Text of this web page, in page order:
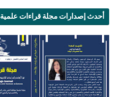
أحدث إصدارات مجلة قراءات علمية